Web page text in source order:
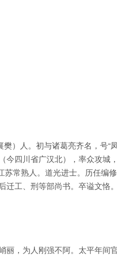
）人。初与诸葛亮齐名，号“
今四川省广汉北），率众攻城
常熟人。道光进士。历任编
工、刑等部尚书。卒谥文恪。
，为人刚强不阿。太平年间